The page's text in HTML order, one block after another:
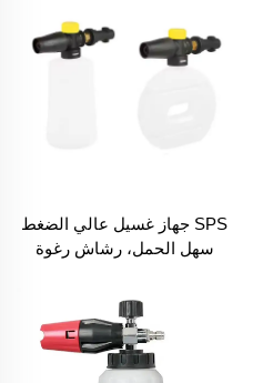
SPS جهاز غسيل عالي الضغط
سهل الحمل، رشاش رغوة
السيارات